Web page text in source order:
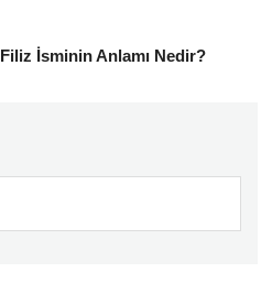
Filiz İsminin Anlamı Nedir?